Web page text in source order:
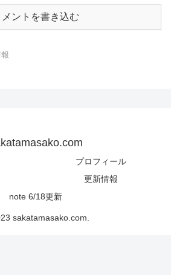
メントを書き込む
プロフィール
更新情報
note 6/18更新
sakatamasako.com.